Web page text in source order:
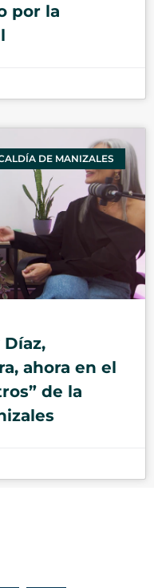
por la
DE MANIZALES
ahora en el
de la